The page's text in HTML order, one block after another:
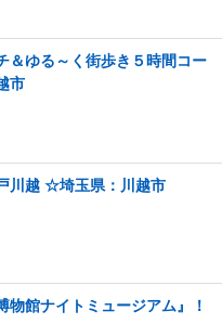
＆ゆる～く街歩き５時間コー
市
川越 ☆埼玉県：川越市
物館ナイトミュージアム』！